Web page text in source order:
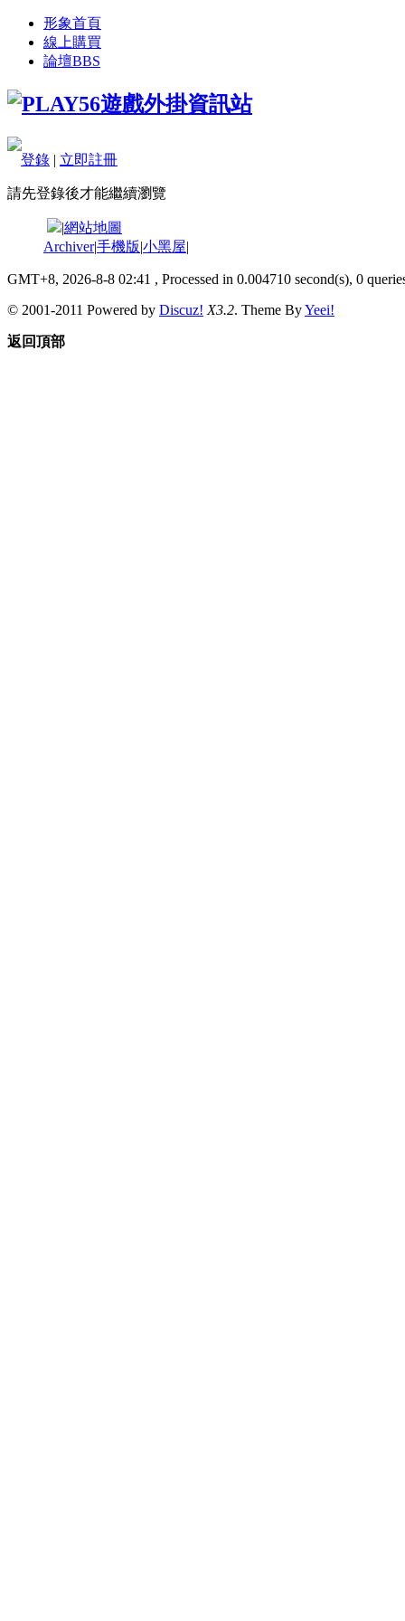
形象首頁
線上購買
論壇BBS
登錄 | 立即註冊
請先登錄後才能繼續瀏覽
|網站地圖
Archiver|手機版|小黑屋|
GMT+8, 2026-8-8 02:41 , Processed in 0.004710 second(s), 0
© 2001-2011 Powered by Discuz! X3.2. Theme ByYeei!
返回頂部